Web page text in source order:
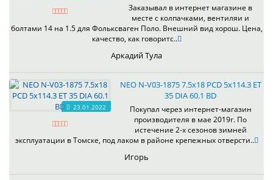
Заказывал в интернет магазине в
месте с колпачками, вентиляи и
болтами 14 на 1.5 для Фольксваген Поло. Внешний вид хорош. Цена,
качество, как говоритс..
Аркадий Тула
23.01.2022
NEO N-V03-1875 7.5x18 PCD 5x114.3 ET
35 DIA 60.1 BD
Покупал через интернет-магазин
производителя в мае 2019г. По
истечение 2-х сезонов зимней
эксплуатации в Томске, под лаком в районе крепежных отверсти..
Игорь